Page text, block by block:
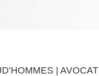
| AVOCAT